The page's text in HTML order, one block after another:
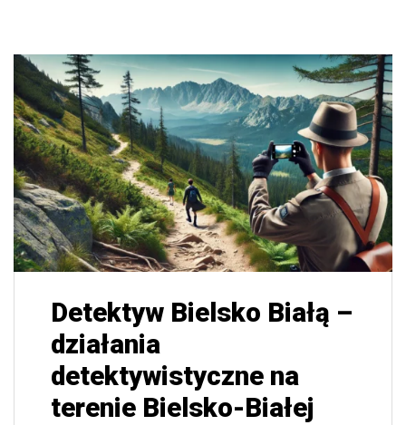
Detektyw Bielsko Białą –
działania
detektywistyczne na
terenie Bielsko-Białej